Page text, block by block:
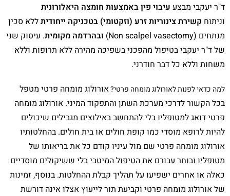
ד"ר יעקבי מבצע עיבוי פין באמצעות חומצה היאלורונית
וניתוח קשירת צינוריות זרע (וזקטומי) בטכניקה ייחודיתללא סכין
מנתחים (Non scalpel vasectomy) ובהרדמה מקומית. עיסוק שני
של ד"ר יעקבי בטיפול מהפכני בשפיכה מהירה ללא תרופות וללא
משחות וללא כל דבר חודרני.
למה כדאי לפנות לאורולוג מומחה פרטי?אורולוג מומחה פרטי מטפל
בכל הקשור לדרכי מערכת השתן והתפקוד המיני. אורולוג מומחה
פרטי דואג למטופליו בלי להתחשב באילוצים מגבילים שיכולים
להיות לרופא מוסדי כמו קופת חולים או בית חולים. בהחלטותיו
אורולוג מומחה פרטי שם מול עיניו קודם כל את בריאותו של
מטופליו ובוחר עבורם את הטיפול המיטבי בלי ששיקולים מוסדיים
כאלה או אחרים ישפיעו על תהליך קבלת ההחלטות. בנוסף, זמינות
של אורולוג מומחה פרטי וקביעת תור לייעוץ אצלו אינה דורשת